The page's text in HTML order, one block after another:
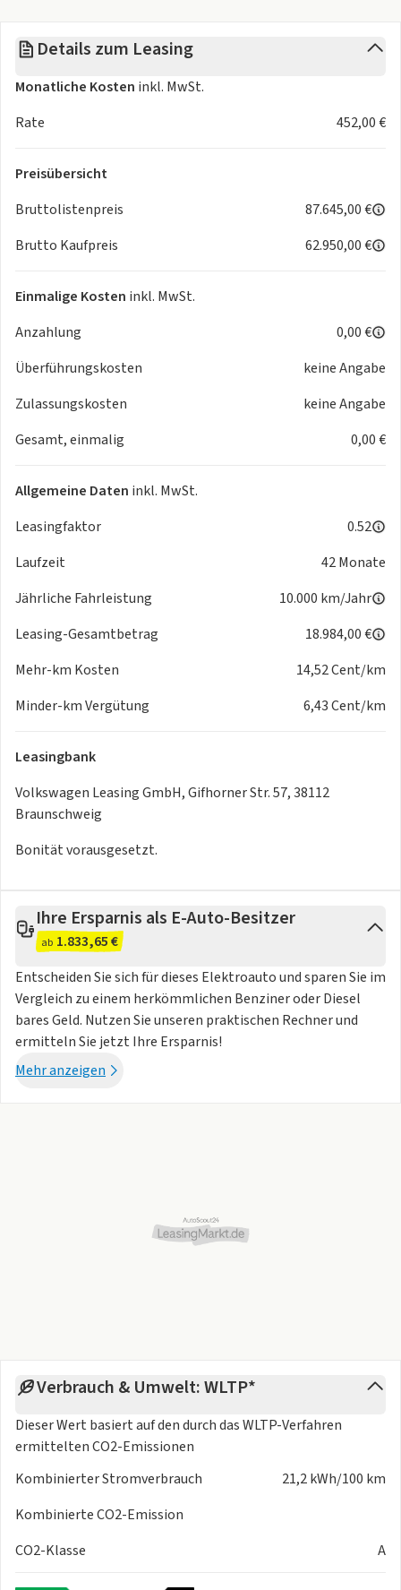
- Diebstahl-Alarmanlage mit Innenraumüberwachung Back-
- Zentralverriegelung mit schlüssellosem Schließ- und
Startsystem Keyless Advanced mit Safesicherung
- Seitenairbags
- Multifunktionsdisplay
Mittenairbag vorn
- Servolenkung elektromechanisch
- Elektronische Wegfahrsperre
- Anti-Blockier-System (ABS)
- Sonnenblenden mit Spiegel beleuchtet mit Airbag-Label
- Traktionskontrolle
- Aktive Kopfstützen
- Reifenkontrollanzeige
- Airbags für Fahrer und Beifahrer mit Beifahrerairbag-
- Scheibenwaschdüsen beheizbar vorn
Assistenzsysteme
- Fahrerassistent Travel Assist inklusive Spurhalteassistent
Lane Assist und Emergency Assist
Ausstiegswarner
- Verkehrszeichenerkennung
- Notbremsassistent Front Assist mit Fußgänger- und
- Ablenkungs- und Müdigkeitserkennung
- Intelligent Speed Assist inkl. Geschwindigkeitsbegrenzer
- Notrufsystem eCall
- Navigationssystem Discover Pro
- Soundsystem Harman Kardon 12+1 Lautsprecher 700 Watt
Gesamtleistung digitaler 16-Kanal-Verstärker Subwoofer
- MP3-Schnittstelle
- 2 USB-C-Schnittstellen in der Instrumententafel 1 USB-C-
Ladebuchse vorn und 4 USB-C-Ladebuchsen hinten
- App-Connect inkl. App-Connect Wireless für Apple CarPlay
und Android Auto
- Audiostreaming integriert
- 3-Zonen Klimaanlage Air Care Climatronic mit
Standklimatisierung und zusätzlichem Bedienteil im
Rear View
- Außenspiegel elektrisch
- Elektrisch beheiz- anklapp- & einstellbare Außenspiegel
mit Logoprojektion
- Frontscheibe in Wärmeschutzglas beheizbar
- Verbundsicherheitsglas geräuschdämmendfür
Details zum Leasing
Monatliche Kosten inkl. MwSt.
Rate
452,00 €
Preisübersicht
Bruttolistenpreis
87.645,00 €
Brutto Kaufpreis
62.950,00 €
Einmalige Kosten inkl. MwSt.
Anzahlung
0,00 €
Überführungskosten
keine Angabe
Zulassungskosten
keine Angabe
Gesamt, einmalig
0,00 €
Allgemeine Daten inkl. MwSt.
Leasingfaktor
0.52
Laufzeit
42 Monate
Jährliche Fahrleistung
10.000 km/Jahr
Leasing-Gesamtbetrag
18.984,00 €
Mehr-km Kosten
14,52 Cent/km
Minder-km Vergütung
6,43 Cent/km
Leasingbank
Volkswagen Leasing GmbH, Gifhorner Str. 57, 38112
Braunschweig
Bonität vorausgesetzt.
Ihre Ersparnis als E-Auto-Besitzer
ab 1.833,65 €
Entscheiden Sie sich für dieses Elektroauto und sparen Sie im
Vergleich zu einem herkömmlichen Benziner oder Diesel
bares Geld. Nutzen Sie unseren praktischen Rechner und
ermitteln Sie jetzt Ihre Ersparnis!
Mehr anzeigen
Verbrauch & Umwelt: WLTP*
Dieser Wert basiert auf den durch dasWLTP-Verfahren
ermittelten CO2-Emissionen
Kombinierter Stromverbrauch
21,2 kWh/100 km
Kombinierte CO2-Emission
CO2-Klasse
A